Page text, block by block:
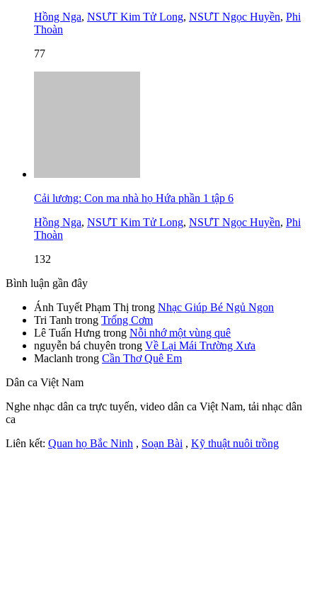
Hồng Nga, NSƯT Kim Tử Long, NSƯT Ngọc Huyền, Phi
Thoàn
77
Cải lương: Con ma nhà họ Hứa phần 1 tập 6
Hồng Nga, NSƯT Kim Tử Long, NSƯT Ngọc Huyền, Phi
Thoàn
132
Bình luận gần đây
Ánh Tuyết Phạm Thị trong Nhạc Giúp Bé Ngủ Ngon
Tri Tanh trong Trống Cơm
Lê Tuấn Hưng trong Nỗi nhớ một vùng quê
nguyễn bá chuyên trong Về Lại Mái Trường Xưa
Maclanh trong Cần Thơ Quê Em
Dân ca Việt Nam
Nghe nhạc dân ca trực tuyến, video dân ca Việt Nam, tải nhạc dân
ca
Liên kết: Quan họ Bắc Ninh , Soạn Bài , Kỹ thuật nuôi trồng